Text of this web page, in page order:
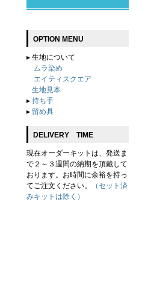
OPTION MENU
▸ 生地について
ムラ染め
エイティスクエア
生地見本
▸ 持ち手
▸ 留め具
DELIVERY TIME
現在オーダーキットは、発送ま
で２～３週間の納期を頂戴して
おります。お時間に余裕を持っ
てご注文ください。
（セット済
みキットは除く）